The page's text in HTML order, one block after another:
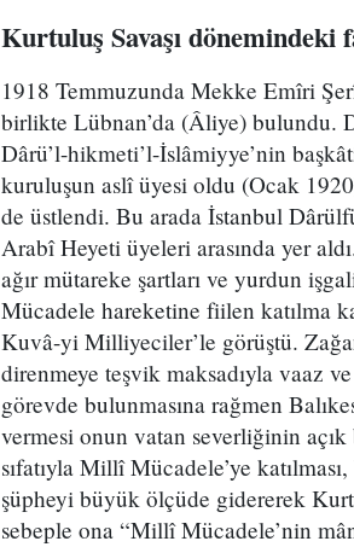
Kurtuluş Savaşı dönemindeki
1918 Temmuzunda Mekke Emîri
birlikte Lübnan’da (Âliye) bulundu.
Dârü’l-hikmeti’l-İslâmiyye’nin
kuruluşun aslî üyesi oldu (Ocak
de üstlendi. Bu arada İstanbul
Arabî Heyeti üyeleri arasında yer
ağır mütareke şartları ve yurdun
Mücadele hareketine fiilen katılma
Kuvâ-yi Milliyeciler’le görüştü.
direnmeye teşvik maksadıyla vaaz
görevde bulunmasına rağmen
vermesi onun vatan severliğinin açık
sıfatıyla Millî Mücadele’ye
şüpheyi büyük ölçüde gidererek
sebeple ona “Millî Mücadele’nin